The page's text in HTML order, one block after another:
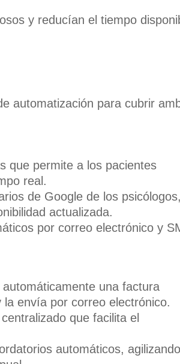
y reducían el tiempo
automatización para cubrir
que permite a los pacientes
real.
de Google de los
actualizada.
por correo electrónico y
una factura
envía por correo electrónico.
que facilita el
automáticos,